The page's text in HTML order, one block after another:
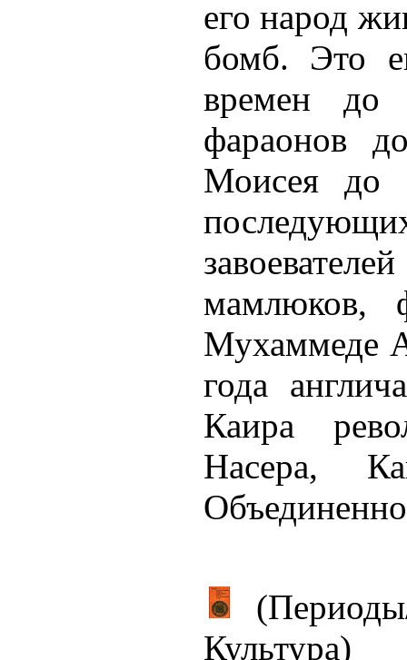
его народ
бомб. Это
времен до
фараонов
Моисея до
мамлюков,
Мухаммеде
года
Каира
Насера,